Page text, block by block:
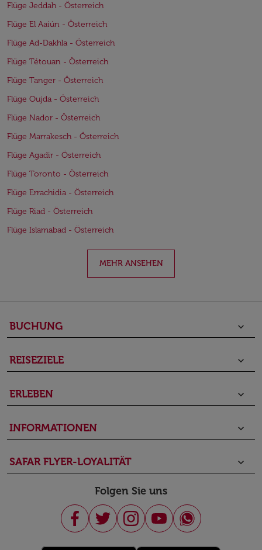
Flüge Jeddah - Österreich
Flüge El Aaiún - Österreich
Flüge Ad-Dakhla - Österreich
Flüge Tétouan - Österreich
Flüge Tanger - Österreich
Flüge Oujda - Österreich
Flüge Nador - Österreich
Flüge Marrakesch - Österreich
Flüge Agadir - Österreich
Flüge Toronto - Österreich
Flüge Errachidia - Österreich
Flüge Riad - Österreich
Flüge Islamabad - Österreich
MEHR ANSEHEN
BUCHUNG keyboard_arrow_down
REISEZIELE keyboard_arrow_down
ERLEBEN keyboard_arrow_down
INFORMATIONEN keyboard_arrow_down
SAFAR FLYER-LOYALITÄT keyboard_arrow_down
Folgen Sie uns